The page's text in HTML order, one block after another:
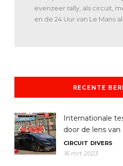
evenzeer rally, als circuit,
en de 24 Uur van Le Mans
RECENTE
Internationale
door de lens
CIRCUIT DIVERS
16 mrt 2023